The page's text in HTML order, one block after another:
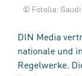
© Fotolia:
DIN Media
nationale und
Regelwerke.